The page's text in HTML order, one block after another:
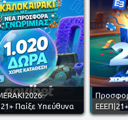
Παίξε Υπεύθυνα